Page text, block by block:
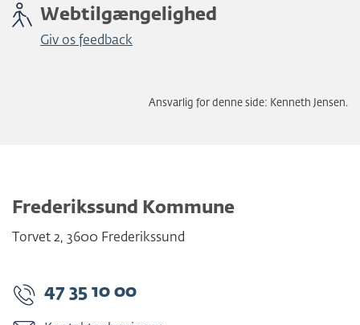
Webtilgængelighed
Giv os feedback
Ansvarlig for denne side: Kenneth Jensen.
Frederikssund Kommune
Torvet 2, 3600 Frederikssund
47 35 10 00